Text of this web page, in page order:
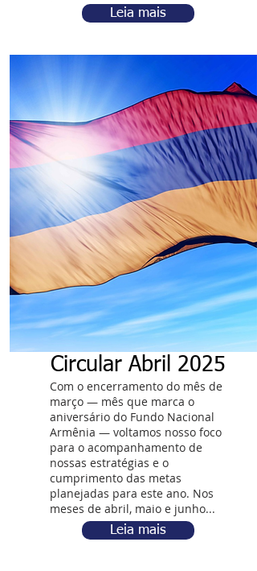
Leia mais
Circular Abril 2025
Com o encerramento do mês de
março — mês que marca o
aniversário do Fundo Nacional
Armênia — voltamos nosso foco
para o acompanhamento de
nossas estratégias e o
cumprimento das metas
planejadas para este ano. Nos
meses de abril, maio e junho...
Leia mais